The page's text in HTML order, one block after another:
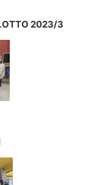
2023/3